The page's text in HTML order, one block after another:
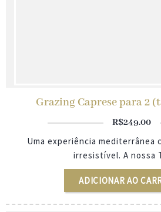
Grazing Caprese para 2
R$249.00
Uma experiência mediterrânea
irresistível. A nossa
ADICIONAR AO